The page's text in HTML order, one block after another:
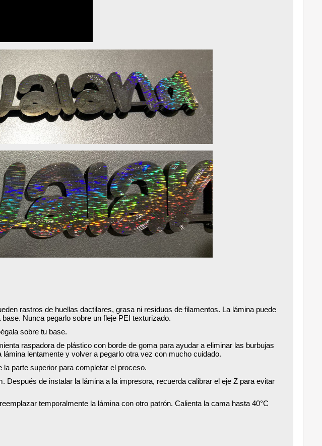
rastros de huellas dactilares, grasa ni residuos de filamentos. La lámina puede
Nunca pegarlo sobre un fleje PEI texturizado.
sobre tu base.
raspadora de plástico con borde de goma para ayudar a eliminar las burbujas
lentamente y volver a pegarlo otra vez con mucho cuidado.
parte superior para completar el proceso.
Después de instalar la lámina a la impresora, recuerda calibrar el eje Z para evitar
temporalmente la lámina con otro patrón. Calienta la cama hasta 40°C